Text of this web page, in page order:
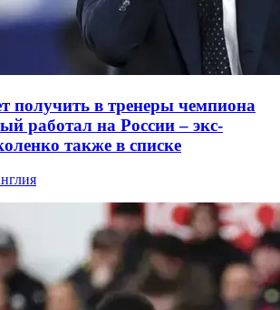
получить в тренеры чемпиона
работал на России – экс-
также в списке